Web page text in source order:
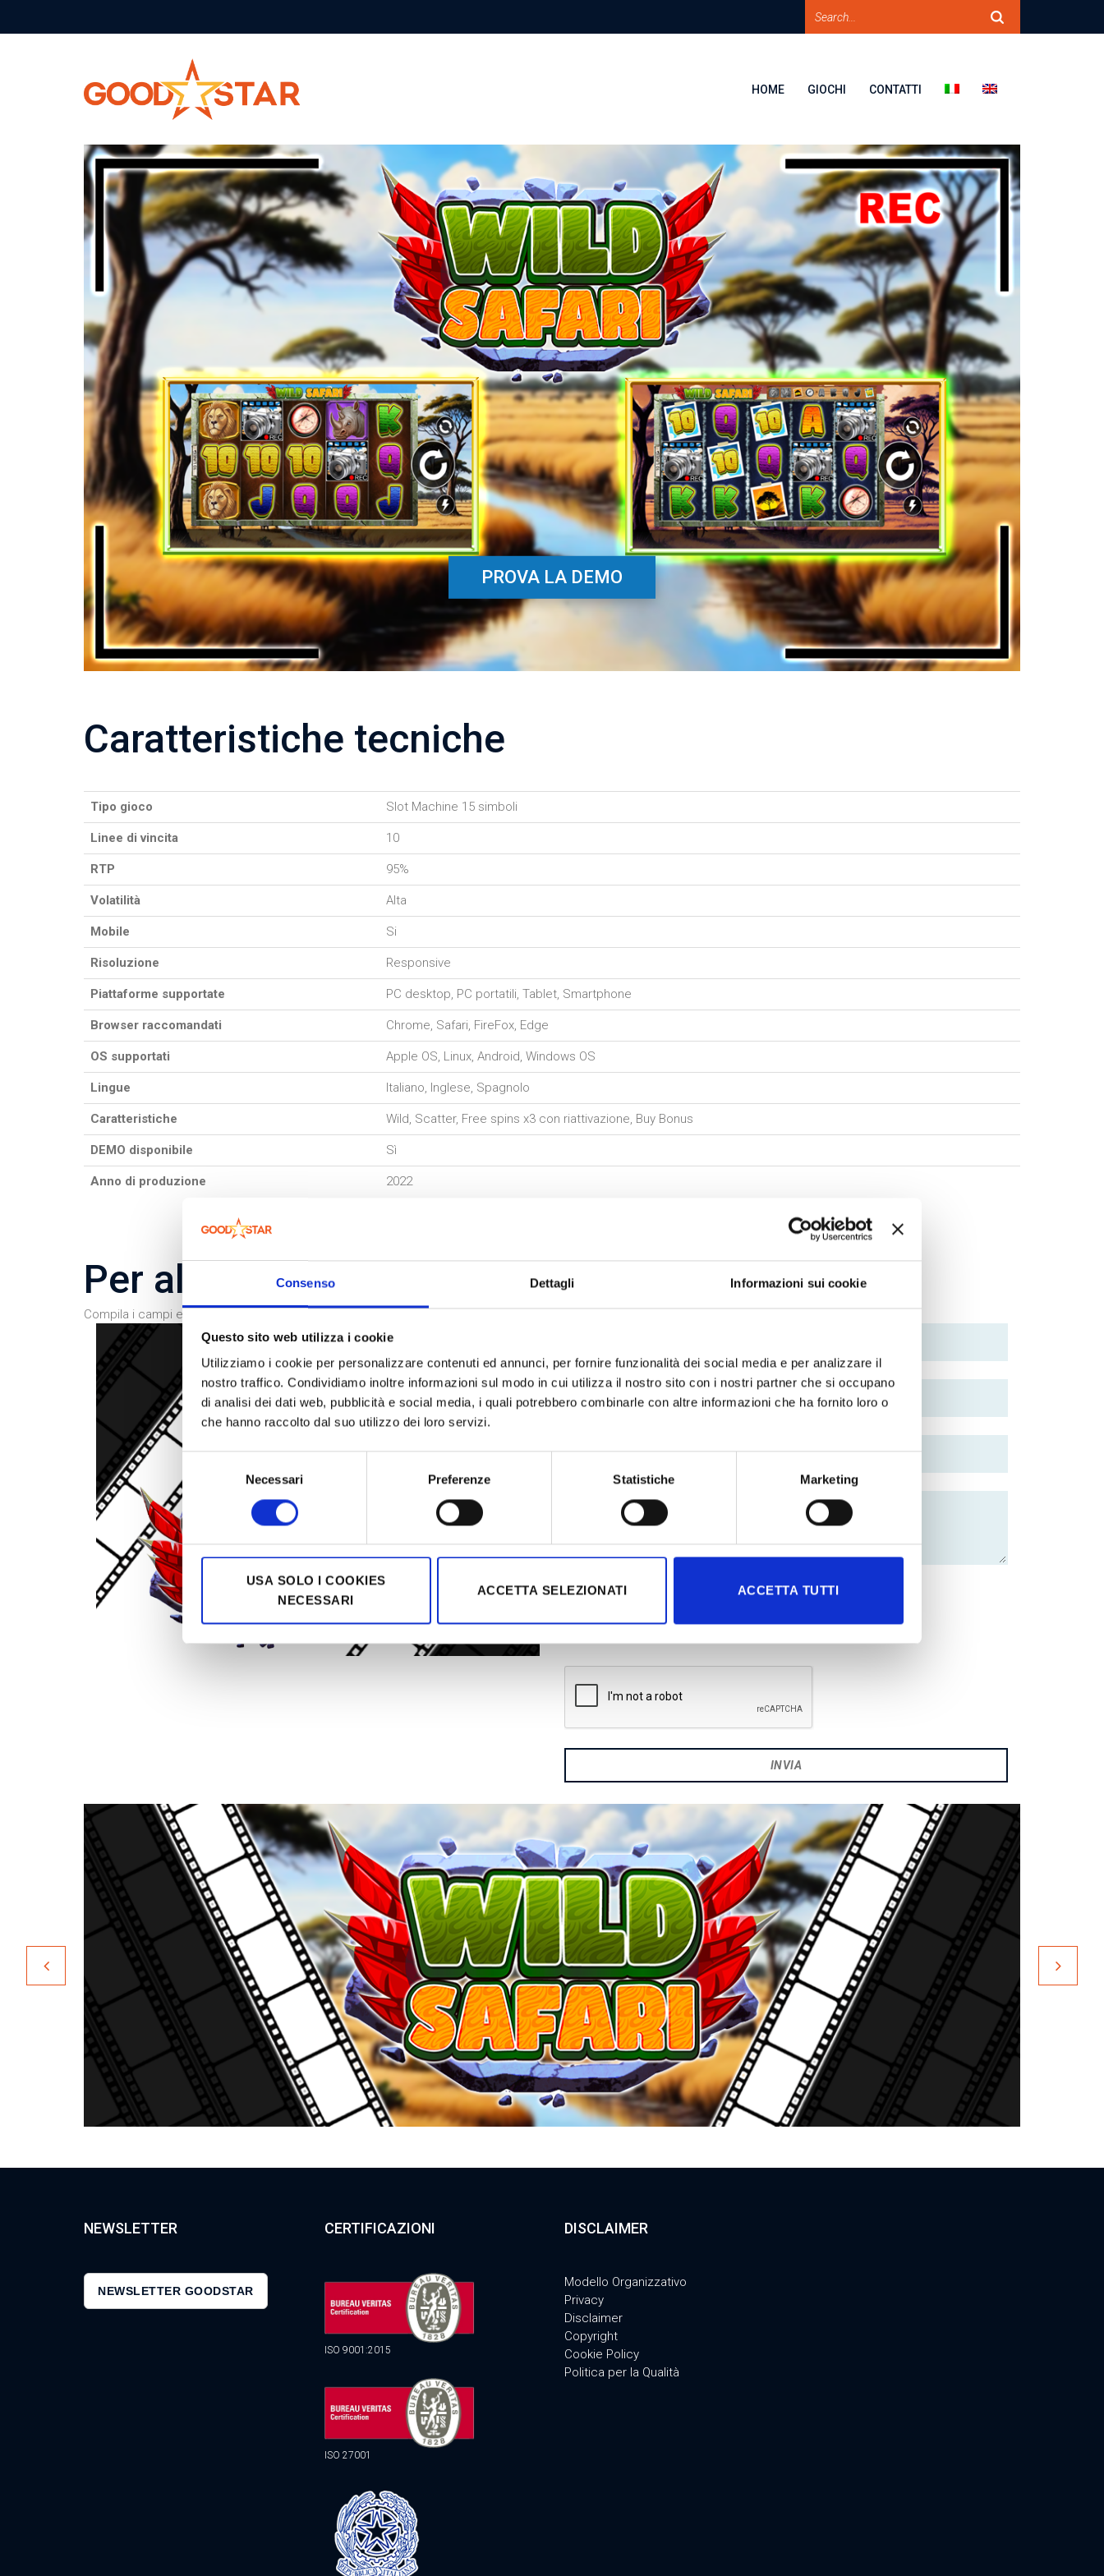
Consenso Dettagli Informazioni sui cookie
Questo sito web utilizza i cookie
Utilizziamo i cookie per personalizzare contenuti ed annunci, per fornire funzionalità dei social media e per analizzare il
nostro traffico. Condividiamo inoltre informazioni sul modo in cui utilizza il nostro sito con i nostri partner che si occupano
di analisi dei dati web, pubblicità e social media, i quali potrebbero combinarle con altre informazioni che ha fornito loro o
che hanno raccolto dal suo utilizzo dei loro servizi.
del
consenso
Necessari Preferenze Statistiche Marketing
USA SOLO I COOKIES
NECESSARI
ACCETTA SELEZIONATI ACCETTA TUTTI
HOME GIOCHI CONTATTI
PROVA LA DEMO
Caratteristiche tecniche
Tipo gioco Slot Machine 15 simboli
Linee di vincita 10
RTP 95%
Volatilità Alta
Mobile Si
Risoluzione Responsive
Piattaforme supportate PC desktop, PC portatili, Tablet, Smartphone
Browser raccomandati Chrome, Safari, FireFox, Edge
OS supportati Apple OS, Linux, Android, Windows OS
Lingue Italiano, Inglese, Spagnolo
Caratteristiche Wild, Scatter, Free spins x3 con riattivazione, Buy Bonus
DEMO disponibile Sì
Anno di produzione 2022
Per altre informazioni, contattaci ora
Compila i campi e invia la tua richiesta. Sarai contattato al più presto.
DesideroIscrivermi alla Newsletter
NEWSLETTER
NEWSLETTER GOODSTAR
CERTIFICAZIONI
ISO 9001:2015
ISO 27001
DISCLAIMER
Modello Organizzativo
Privacy
Disclaimer
Copyright
Cookie Policy
Politica per la Qualità